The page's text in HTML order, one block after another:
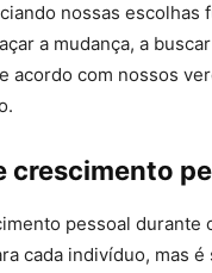
nossas escolhas
a mudança, a
acordo com nossos
crescimento
pessoal durante
cada indivíduo, mas é